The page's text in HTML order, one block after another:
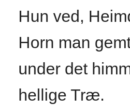
Hun ved,
Horn man
under det
hellige Træ.